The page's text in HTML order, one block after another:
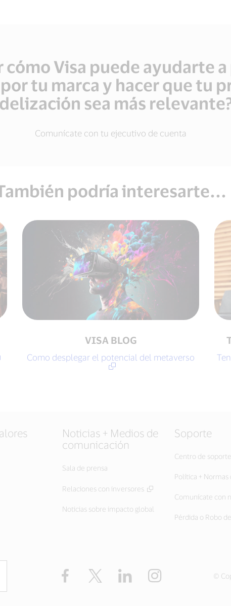
cómo Visa puede ayudarte
tu marca y hacer que tu
sea más
Comunícate con tu ejecutivo de cuenta
podría interesarte...
VISA BLOG
Como desplegar el potencial del metaverso
Noticias + Medios de
comunicación
Sala de prensa
Relaciones con inversores
Noticias sobre impacto global
Soporte
Centro de soporte
Política + Normas
Comunícate con
Pérdida o Robo
Facebook Twitter LinkedIn ©